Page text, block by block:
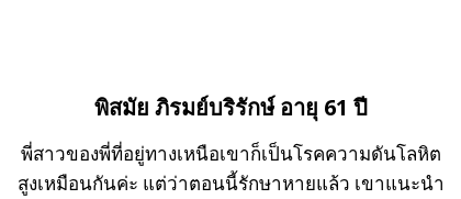
พี่สาวของพี่ที่อยู่ทางเหนือเขาก็เป็นโรคความดันโลหิต
สูงเหมือนกันค่ะ แต่ว่าตอนนี้รักษาหายแล้ว เขาแนะนำ
พิสมัย ภิรมย์บริรักษ์ อายุ 61 ปี